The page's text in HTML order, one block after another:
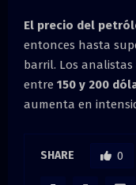
El precio del
entonces hasta
barril. Los
entre 150 y 200
aumenta en
SHARE 0